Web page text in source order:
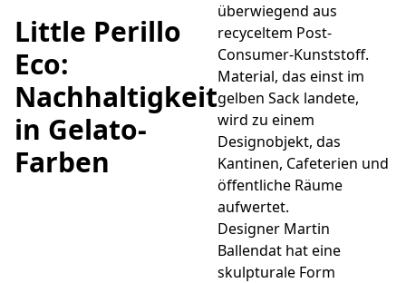
Little Perillo
Eco:
Nachhaltigkeit
in Gelato-
Farben
überwiegend aus
recyceltem Post-
Consumer-Kunststoff.
Material, das einst im
gelben Sack landete,
wird zu einem
Designobjekt, das
Kantinen, Cafeterien und
öffentliche Räume
aufwertet.
Designer Martin
Ballendat hat eine
skulpturale Form